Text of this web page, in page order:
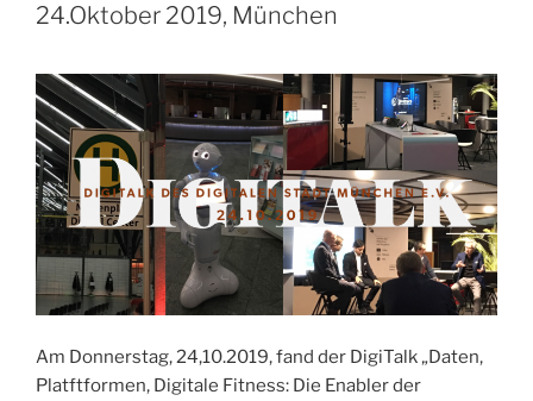
24.Oktober 2019, München
Am Donnerstag, 24,10.2019, fand der DigiTalk „Daten,
Platftformen, Digitale Fitness: Die Enabler der